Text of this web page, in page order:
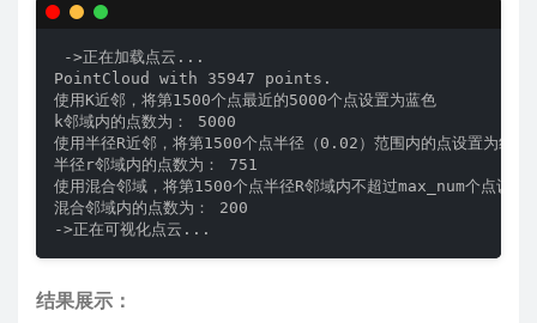
->正在加载点云...
PointCloud with 35947 points.
使用K近邻，将第1500个点最近的5000个点设置为蓝色
k邻域内的点数为： 5000
使用半径R近邻，将第1500个点半径（0.02）范围内的点设置为红色
半径r邻域内的点数为： 751
使用混合邻域，将第1500个点半径R邻域内不超过max_num个点设置
混合邻域内的点数为： 200
->正在可视化点云...
结果展示：